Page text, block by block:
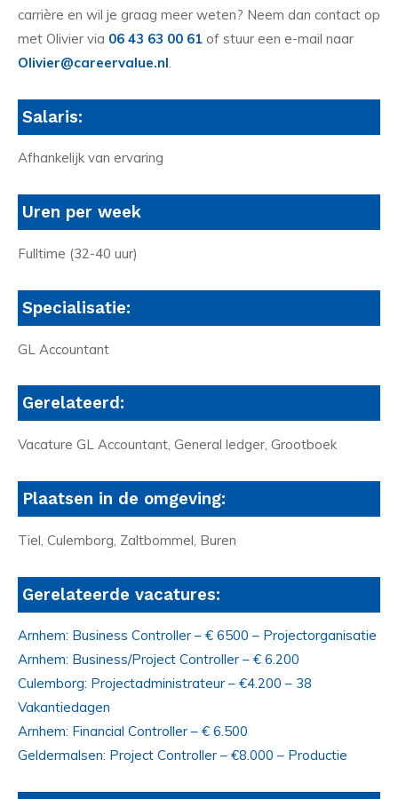
carrière en wil je graag meer weten? Neem dan contact op
met Olivier via 06 43 63 00 61 of stuur een e-mail naar
Olivier@careervalue.nl
Salaris:
Afhankelijk van ervaring
Uren per week
Fulltime (32-40 uur)
Specialisatie:
GL Accountant
Gerelateerd:
Vacature GL Accountant, General ledger, Grootboek
Plaatsen in de omgeving:
Tiel, Culemborg, Zaltbommel, Buren
Gerelateerde vacatures:
Arnhem: Business Controller – € 6500 – Projectorganisatie
Arnhem: Business/Project Controller – € 6.200
Culemborg: Projectadministrateur – €4.200 – 38
Vakantiedagen
Arnhem: Financial Controller – € 6.500
Geldermalsen: Project Controller – €8.000 – Productie